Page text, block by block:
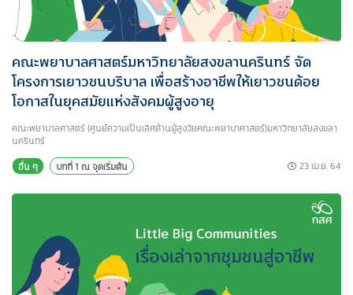
คณะพยาบาลศาสตร์มหาวิทยาลัยสงขลานครินทร์ จัด
โครงการเยาวชนบริบาล เพื่อสร้างอาชีพให้เยาวชนด้อย
โอกาสในยุคสมัยแห่งสังคมผู้สูงอายุ
คณะพยาบาลศาสตร์ (ศูนย์ความเป็นเลิศด้านผู้สูงวัยคณะพยาบาศาสตร์)มหาวิทยาลัยสงขลา
นครินทร์
อื่น ๆ
บทที่ 1 ณ จุดเริ่มต้น 23 เม.ย. 64